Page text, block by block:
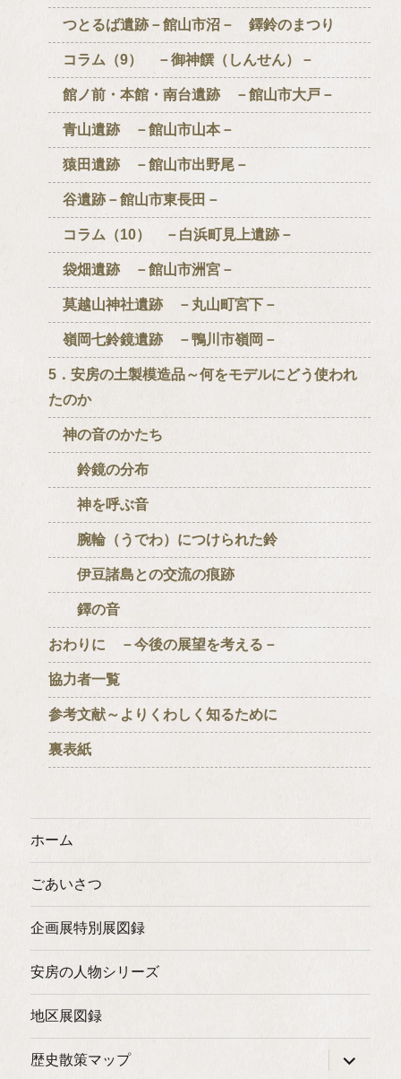
つとるば遺跡－館山市沼－ 鐸鈴のまつり
コラム（9） －御神饌（しんせん）－
館ノ前・本館・南台遺跡 －館山市大戸－
青山遺跡 －館山市山本－
猿田遺跡 －館山市出野尾－
谷遺跡－館山市東長田－
コラム（10） －白浜町見上遺跡－
袋畑遺跡 －館山市洲宮－
莫越山神社遺跡 －丸山町宮下－
嶺岡七鈴鏡遺跡 －鴨川市嶺岡－
5．安房の土製模造品～何をモデルにどう使われ
たのか
神の音のかたち
鈴鏡の分布
神を呼ぶ音
腕輪（うでわ）につけられた鈴
伊豆諸島との交流の痕跡
鐸の音
おわりに －今後の展望を考える－
協力者一覧
参考文献～よりくわしく知るために
裏表紙
ホーム
ごあいさつ
企画展特別展図録
安房の人物シリーズ
地区展図録
歴史散策マップ
ブ